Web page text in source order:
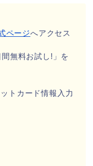
ページへアクセス
無料お試し!」を
トカード情報入力